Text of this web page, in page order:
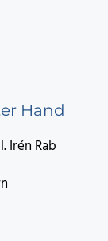
Hand
Irén Rab